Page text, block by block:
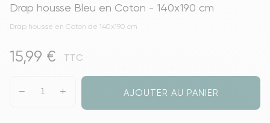
Drap housse Bleu en Coton - 140x190 cm
Drap housse en Coton de 140x190 cm
15,99 € TTC
AJOUTER AU PANIER